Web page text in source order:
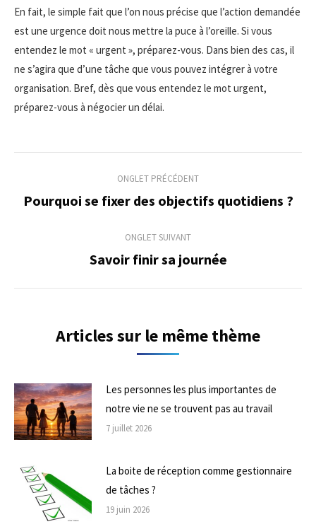
En fait, le simple fait que l’on nous précise que l’action demandée
est une urgence doit nous mettre la puce à l’oreille. Si vous
entendez le mot « urgent », préparez-vous. Dans bien des cas, il
ne s’agira que d’une tâche que vous pouvez intégrer à votre
organisation. Bref, dès que vous entendez le mot urgent,
préparez-vous à négocier un délai.
de
commentaire
ONGLET PRÉCÉDENT
Onglet
Pourquoi se fixer des objectifs quotidiens ?
ONGLET SUIVANT
Onglet
Savoir finir sa journée
Articles sur le même thème
Les personnes les plus importantes de
notre vie ne se trouvent pas au travail
7 juillet 2026
La boite de réception comme gestionnaire
de tâches ?
19 juin 2026